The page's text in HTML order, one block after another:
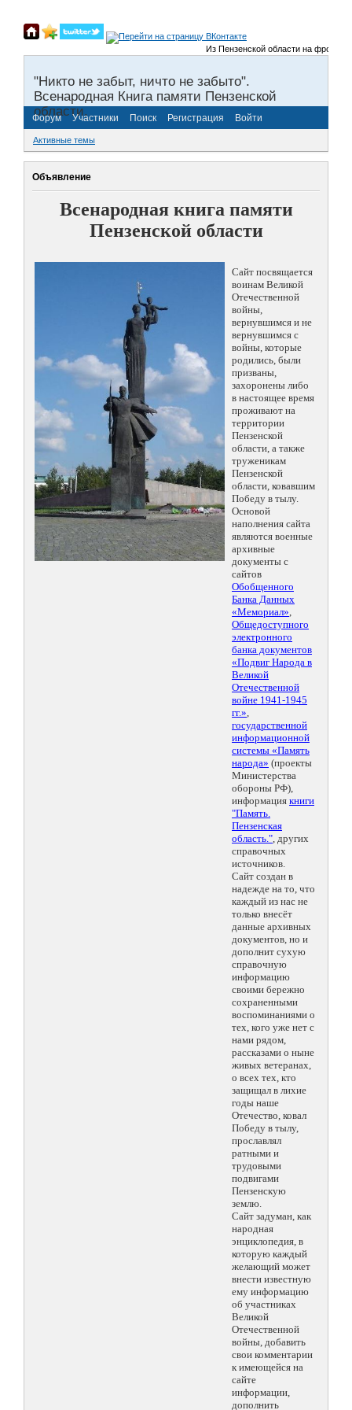
Из Пензенской области на фронты
"Никто не забыт, ничто не забыто".
Всенародная Книга памяти Пензенской
области.
Форум Участники Поиск Регистрация Войти
Активные темы
Объявление
Всенародная книга памяти
Пензенской области
Сайт посвящается
воинам Великой
Отечественной
войны,
вернувшимся и не
вернувшимся с
войны, которые
родились, были
призваны,
захоронены либо
в настоящее время
проживают на
территории
Пензенской
области, а также
труженикам
Пензенской
области, ковавшим
Победу в тылу.
Основой
наполнения сайта
являются военные
архивные
документы с
сайтов
Обобщенного
Банка Данных
«Мемориал»,
Общедоступного
электронного
банка документов
«Подвиг Народа в
Великой
Отечественной
войне 1941-1945
гг.»,
государственной
информационной
системы «Память
народа» (проекты
Министерства
обороны РФ),
информация книги
"Память.
Пензенская
область.", других
справочных
источников.
Сайт создан в
надежде на то, что
каждый из нас не
только внесёт
данные архивных
документов, но и
дополнит сухую
справочную
информацию
своими бережно
сохраненными
воспоминаниями о
тех, кого уже нет с
нами рядом,
рассказами о ныне
живых ветеранах,
о всех тех, кто
защищал в лихие
годы наше
Отечество, ковал
Победу в тылу,
прославлял
ратными и
трудовыми
подвигами
Пензенскую
землю.
Сайт задуман, как
народная
энциклопедия, в
которую каждый
желающий может
внести известную
ему информацию
об участниках
Великой
Отечественной
войны, добавить
свои комментарии
к имеющейся на
сайте
информации,
дополнить